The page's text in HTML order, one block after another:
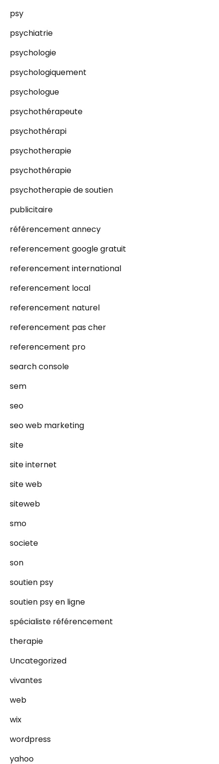
psy
psychiatrie
psychologie
psychologiquement
psychologue
psychothérapeute
psychothérapi
psychotherapie
psychothérapie
psychotherapie de soutien
publicitaire
référencement annecy
referencement google gratuit
referencement international
referencement local
referencement naturel
referencement pas cher
referencement pro
search console
sem
seo
seo web marketing
site
site internet
site web
siteweb
smo
societe
son
soutien psy
soutien psy en ligne
spécialiste référencement
therapie
Uncategorized
vivantes
web
wix
wordpress
yahoo